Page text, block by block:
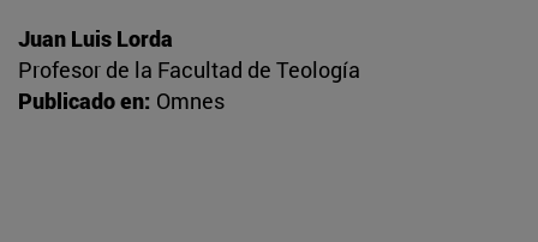
Juan Luis Lorda
Profesor de la Facultad de Teología
Publicado en: Omnes